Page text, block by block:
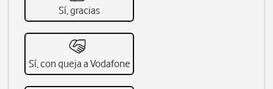
Sí, gracias
Sí, con queja a Vodafone